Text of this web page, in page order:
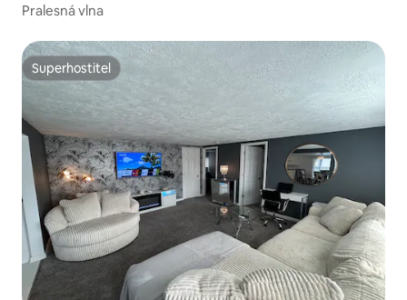
Pralesná vlna
Superhostiteľ
Superhostiteľ